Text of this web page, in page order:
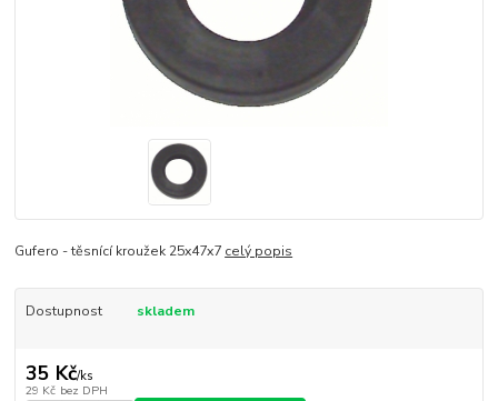
Gufero - těsnící kroužek 25x47x7 celý popis
Dostupnost skladem
35 Kč/ks
29 Kč bez DPH